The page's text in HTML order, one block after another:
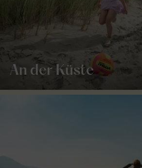
An der Küste